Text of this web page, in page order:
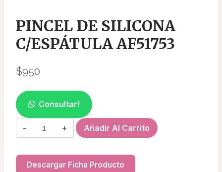
PINCEL DE SILICONA
C/ESPÁTULA AF51753
$950
Consultar!
PINCEL
DE
C/ESPÁTULA
Añadir Al Carrito
Descargar Ficha Producto